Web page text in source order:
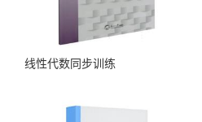
线性代数同步训练